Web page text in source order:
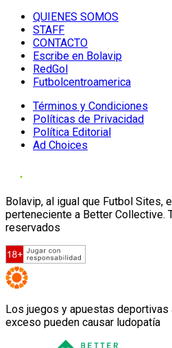
QUIENES SOMOS
STAFF
CONTACTO
Escribe en Bolavip
RedGol
Futbolcentroamerica
Términos y Condiciones
Políticas de Privacidad
Política Editorial
Ad Choices
Bolavip, al igual que Futbol Sites,
perteneciente a Better Collective.
reservados
Los juegos y apuestas
exceso pueden causar ludopatía